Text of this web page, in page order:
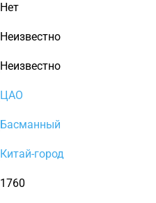
Нет
Неизвестно
Неизвестно
ЦАО
Басманный
Китай-город
1760